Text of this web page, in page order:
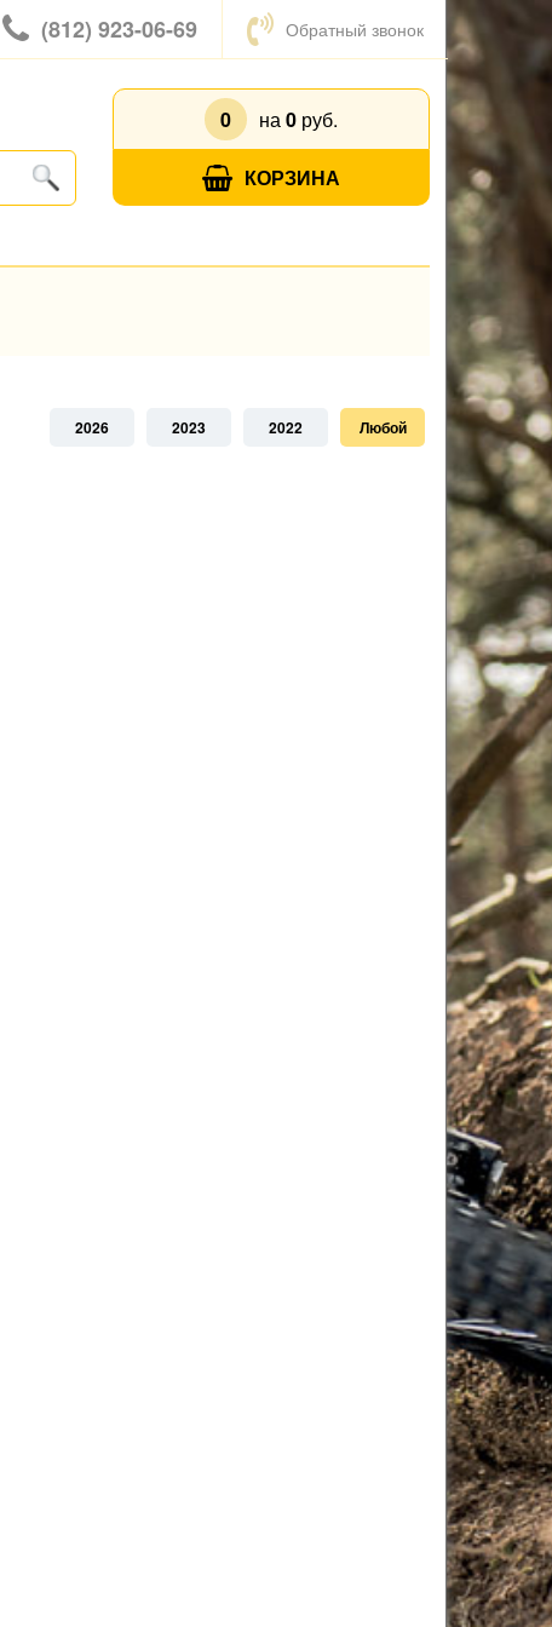
(812) 923-06-69 Обратный звонок
0 на 0руб.
КОРЗИНА
2026 2023 2022 Любой